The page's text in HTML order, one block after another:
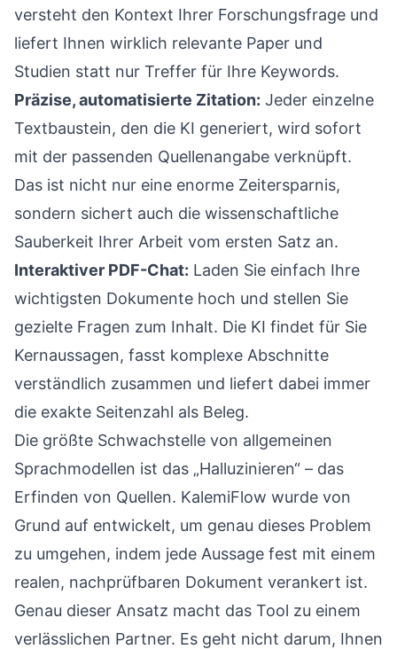
versteht den Kontext Ihrer Forschungsfrage und
liefert Ihnen wirklich relevante Paper und
Studien statt nur Treffer für Ihre Keywords.
Präzise, automatisierte Zitation: Jeder einzelne
Textbaustein, den die KI generiert, wird sofort
mit der passenden Quellenangabe verknüpft.
Das ist nicht nur eine enorme Zeitersparnis,
sondern sichert auch die wissenschaftliche
Sauberkeit Ihrer Arbeit vom ersten Satz an.
Interaktiver PDF-Chat: Laden Sie einfach Ihre
wichtigsten Dokumente hoch und stellen Sie
gezielte Fragen zum Inhalt. Die KI findet für Sie
Kernaussagen, fasst komplexe Abschnitte
verständlich zusammen und liefert dabei immer
die exakte Seitenzahl als Beleg.
Die größte Schwachstelle von allgemeinen
Sprachmodellen ist das „Halluzinieren“ – das
Erfinden von Quellen. KalemiFlow wurde von
Grund auf entwickelt, um genau dieses Problem
zu umgehen, indem jede Aussage fest mit einem
realen, nachprüfbaren Dokument verankert ist.
Genau dieser Ansatz macht das Tool zu einem
verlässlichen Partner. Es geht nicht darum, Ihnen